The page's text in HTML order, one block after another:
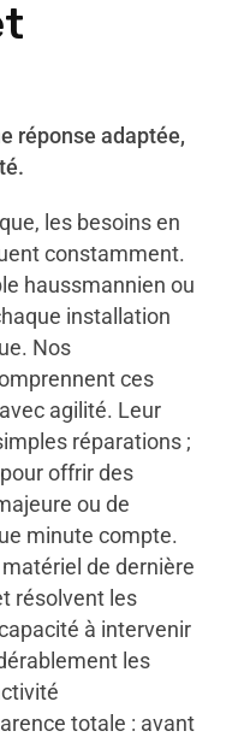
réponse adaptée,
les besoins en
constamment.
haussmannien ou
installation
Nos
ces
agilité. Leur
réparations ;
offrir des
ou de
minute compte.
de dernière
résolvent les
à intervenir
les
totale : avant